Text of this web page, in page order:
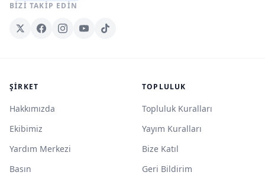
BIZI TAKIP EDIN
ŞIRKET
Hakkımızda
Ekibimiz
Yardım Merkezi
Basın
TOPLULUK
Topluluk Kuralları
Yayım Kuralları
Bize Katıl
Geri Bildirim